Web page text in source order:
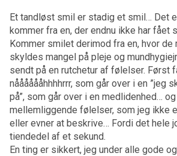
Et tandløst smil er stadig et smil… Det
kommer fra en, der endnu ikke har fået
Kommer smilet derimod fra en, hvor
skyldes mangel på pleje og
sendt på en rutchetur af følelser. Først
nååååååhhhhrrr, som går over i en ”jeg
på”, som går over i en medlidenhed…
mellemliggende følelser, som jeg ikke
eller evner at beskrive… Fordi det hele
tiendedel af et sekund.
En ting er sikkert, jeg under alle gode